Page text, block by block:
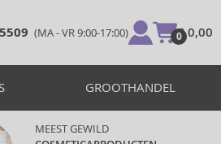
(MA - VR 9:00-17:00) 0
€ 0,00
GROOTHANDEL
MEEST GEWILD